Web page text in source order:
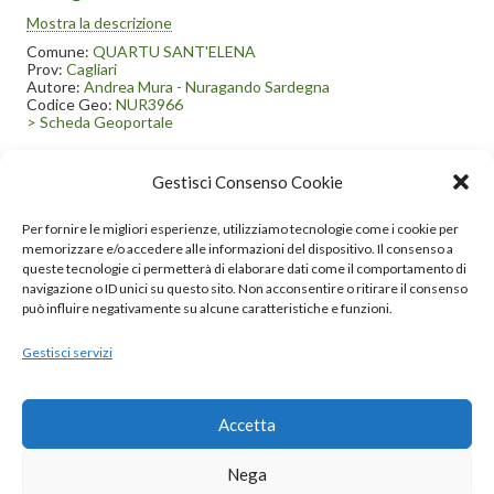
Gestisci Consenso Cookie
Per fornire le migliori esperienze, utilizziamo tecnologie come i cookie per
memorizzare e/o accedere alle informazioni del dispositivo. Il consenso a
queste tecnologie ci permetterà di elaborare dati come il comportamento di
navigazione o ID unici su questo sito. Non acconsentire o ritirare il consenso
può influire negativamente su alcune caratteristiche e funzioni.
Gestisci servizi
Accetta
Nega
Nel 1940 «i resti nuragici (Nuraghe Is Meris a Quartu S.Elena)
furono scelti per erigervi le strutture del Caposaldo II “Alcamo”,
composto da sei postazioni ottimamente adattate al terreno e
camuffate da nuraghe, da casetta campestre, oppure celate alla
vista con giochi d’ombra, reti mimetiche, vegetazione e
coloriture appropriate.
In queste strutture prendevano posto reparti afferenti alla XIII
Brigata Costiera, che divenne 203ª Divisione Costiera nel luglio
“Preistoria Sarda” .
Mostra la descrizione
Comune: QUARTU SANT'ELENA
Prov: Cagliari
Autore: Andrea Mura - Nuragando Sardegna
Codice Geo: NUR3966
> Scheda Geoportale
antoniopalumbo.it